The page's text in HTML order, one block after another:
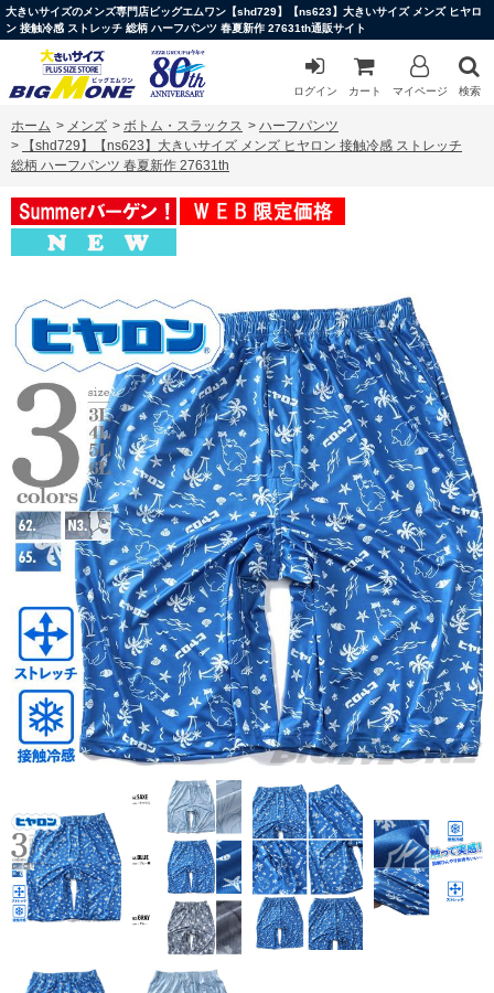
大きいサイズのメンズ専門店ビッグエムワン【shd729】【ns623】大きいサイズ メンズ ヒヤロ
ン 接触冷感 ストレッチ 総柄 ハーフパンツ 春夏新作 27631th通販サイト
ログイン カート マイページ 検索
ホーム > メンズ > ボトム・スラックス > ハーフパンツ
>
【shd729】【ns623】大きいサイズ メンズ ヒヤロン 接触冷感 ストレッチ
総柄 ハーフパンツ 春夏新作 27631th